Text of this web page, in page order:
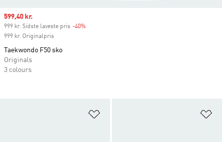
Sale price
599,40 kr.
999 kr. Sidste laveste pris -40%
999 kr. Originalpris
Taekwondo F50 sko
Originals
3 colours